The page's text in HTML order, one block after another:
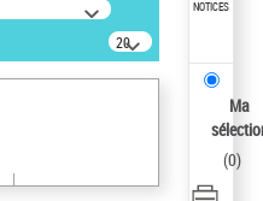
20
résultats/page
NOTICES
Ma
(0)